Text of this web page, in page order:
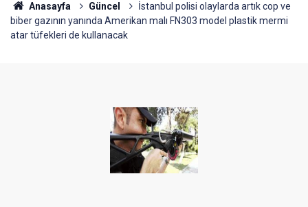
Anasayfa Güncel
İstanbul polisi olaylarda artık cop ve
biber gazının yanında Amerikan malı FN303 model plastik mermi
atar tüfekleri de kullanacak